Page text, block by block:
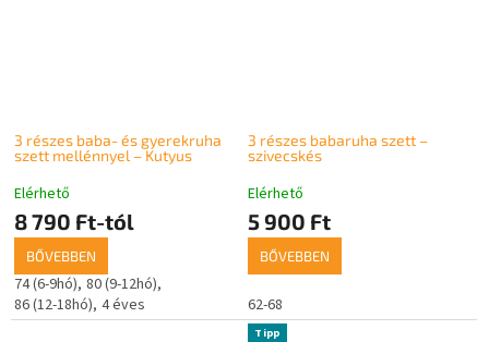
3 részes baba- és gyerekruha
szett mellénnyel – Kutyus
Elérhető
8 790 Ft-tól
BŐVEBBEN
74 (6-9hó) 80 (9-12hó)
86 (12-18hó) 4 éves
3 részes babaruha szett –
szivecskés
Elérhető
5 900 Ft
BŐVEBBEN
62-68
Tipp